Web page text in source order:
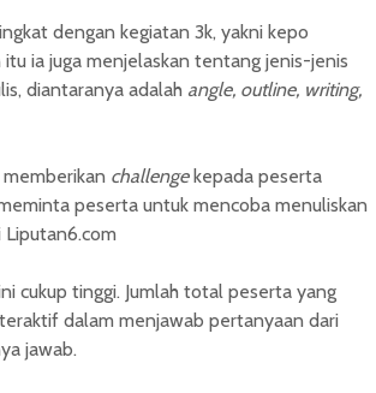
dengan kegiatan 3k, yakni kepo
ia juga menjelaskan tentang jenis-jenis
diantaranya adalah angle, outline, writing,
challengekepada peserta
peserta untuk mencoba menuliskan
cukup tinggi. Jumlah total peserta yang
dalam menjawab pertanyaan dari
jawab.